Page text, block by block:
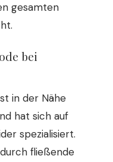
gesamten
bei
in der Nähe
hat sich auf
spezialisiert.
fließende